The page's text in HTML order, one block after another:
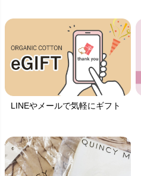
LINEやメールで気軽にギフト